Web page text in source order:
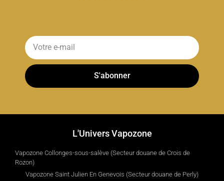
S'abonner
L'Univers Vapozone
Vapozone Collonges-sous-salève (Secteur douane de Crois de
Rozon)
Vapozone Saint Julien En Genevois (Secteur douane de Perly)